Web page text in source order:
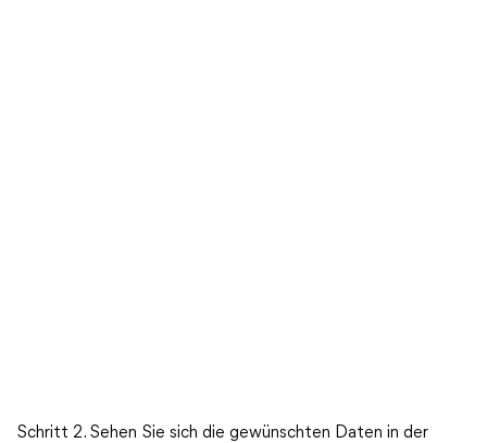
Schritt 2. Sehen Sie sich die gewünschten Daten in der